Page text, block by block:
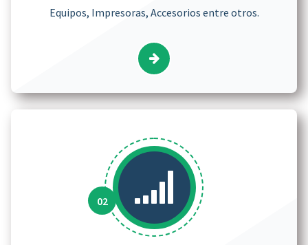
Equipos, Impresoras, Accesorios entre otros.